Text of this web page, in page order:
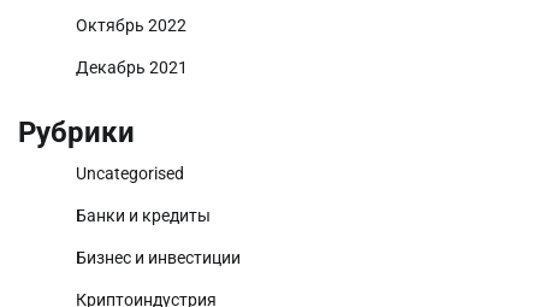
Октябрь 2022
Декабрь 2021
Рубрики
Uncategorised
Банки и кредиты
Бизнес и инвестиции
Криптоиндустрия